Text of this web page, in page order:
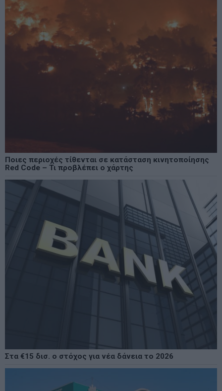
Ποιες περιοχές τίθενται σε κατάσταση κινητοποίησης
Red Code – Τι προβλέπει ο χάρτης
Στα €15 δισ. ο στόχος για νέα δάνεια το 2026